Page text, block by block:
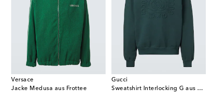
Versace
Jacke Medusa aus Frottee
Gucci
Sweatshirt Interlocking G aus Baumwolle